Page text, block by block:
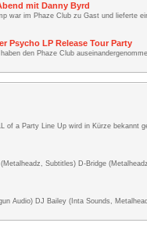
mit Danny Byrd
war im Phaze Club zu Gast und lieferte
Psycho LP Release Tour Party
den Phaze Club
of a Party Line Up wird in Kürze bekannt
Subtitles) D-Bridge
Audio) DJ Bailey (Inta Sounds,